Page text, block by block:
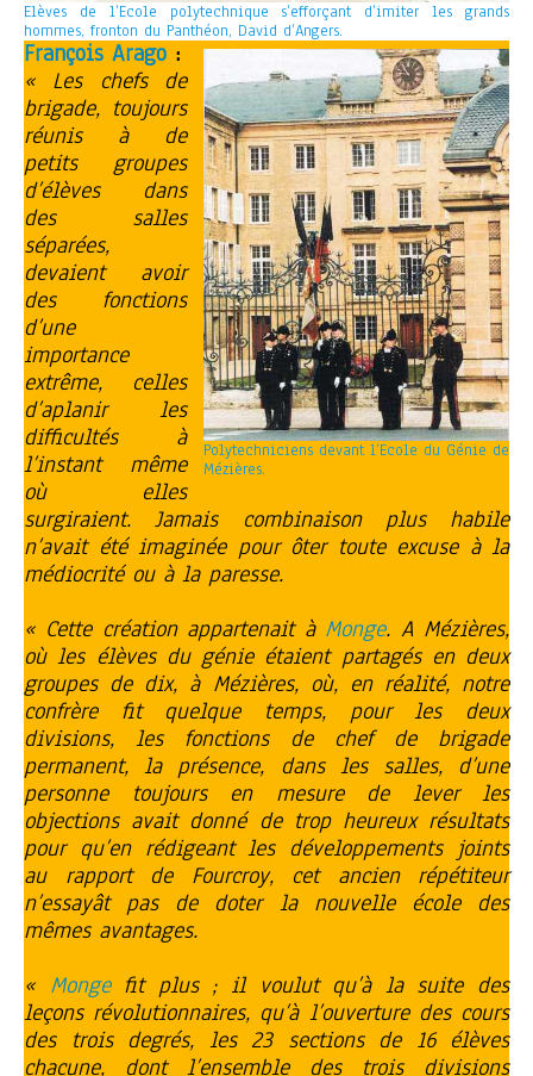
Elèves de l’Ecole polytechnique s’efforçant d’imiter les grands
hommes, fronton du Panthéon, David d’Angers.
Polytechniciens devant l’Ecole du Génie de
Mézières.
François Arago :
« Les chefs de
brigade, toujours
réunis à de
petits groupes
d’élèves dans
des salles
séparées,
devaient avoir
des fonctions
d’une
importance
extrême, celles
d’aplanir les
difficultés à
l’instant même
où elles
surgiraient. Jamais combinaison plus habile
n’avait été imaginée pour ôter toute excuse à la
médiocrité ou à la paresse.
« Cette création appartenait à Monge. A Mézières,
où les élèves du génie étaient partagés en deux
groupes de dix, à Mézières, où, en réalité, notre
confrère fit quelque temps, pour les deux
divisions, les fonctions de chef de brigade
permanent, la présence, dans les salles, d’une
personne toujours en mesure de lever les
objections avait donné de trop heureux résultats
pour qu’en rédigeant les développements joints
au rapport de Fourcroy, cet ancien répétiteur
n’essayât pas de doter la nouvelle école des
mêmes avantages.
« Mongefit plus ; il voulut qu’à la suite des
leçons révolutionnaires, qu’à l’ouverture des cours
des trois degrés, les 23 sections de 16 élèves
chacune, dont l’ensemble des trois divisions